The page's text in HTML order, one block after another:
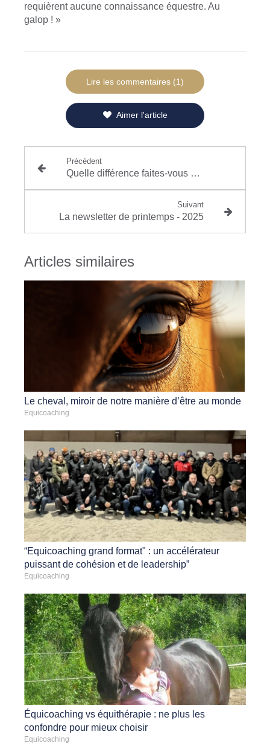
requièrent aucune connaissance équestre. Au
galop ! »
Lire les commentaires (1)
Aimer l'article
Précédent
Quelle différence faites-vous entre conflit et violence ?
Suivant
La newsletter de printemps - 2025
Articles similaires
Le cheval, miroir de notre manière d’être au monde
Equicoaching
“Equicoaching grand format" : un accélérateur
puissant de cohésion et de leadership”
Equicoaching
Équicoaching vs équithérapie : ne plus les
confondre pour mieux choisir
Equicoaching